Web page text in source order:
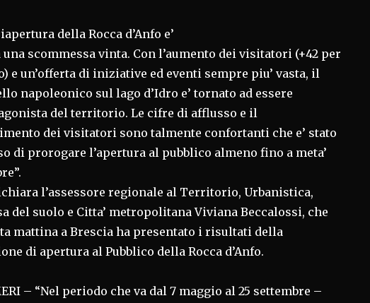
della Rocca d’Anfo e’
una scommessa vinta. Con l’aumento dei visitatori (+42 per
e un’offerta di iniziative ed eventi sempre piu’ vasta, il
napoleonico sul lago d’Idro e’ tornato ad essere
del territorio. Le cifre di afflusso e il
dei visitatori sono talmente confortanti che e’ stato
di prorogare l’apertura al pubblico almeno fino a meta’
l’assessore regionale al Territorio, Urbanistica,
del suolo e Citta’ metropolitana Viviana Beccalossi, che
mattina a Brescia ha presentato i risultati della
di apertura al Pubblico della Rocca d’Anfo.
– “Nel periodo che va dal 7 maggio al 25 settembre –